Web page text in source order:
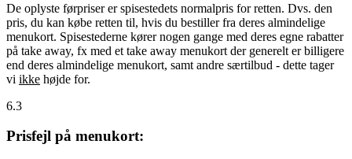
De oplyste førpriser er spisestedets normalpris for retten. Dvs. den
pris, du kan købe retten til, hvis du bestiller fra deres almindelige
menukort. Spisestederne kører nogen gange med deres egne rabatter
på take away, fx med et take away menukort der generelt er billigere
end deres almindelige menukort, samt andre særtilbud - dette tager
vi ikke højde for.
6.3
Prisfejl på menukort: